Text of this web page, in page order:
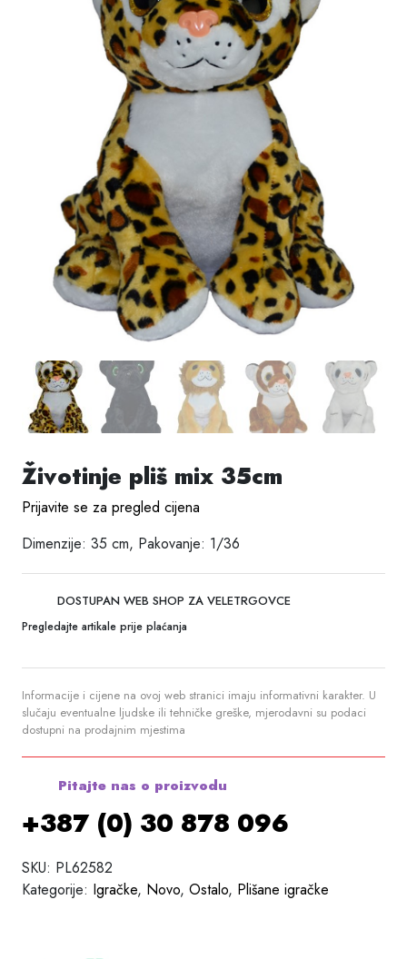
Životinje pliš mix 35cm
Prijavite se za pregled cijena
Dimenzije: 35 cm, Pakovanje: 1/36
DOSTUPAN WEB SHOP ZA VELETRGOVCE
Pregledajte artikale prije plaćanja
Informacije i cijene na ovoj web stranici imaju informativni karakter. U
slučaju eventualne ljudske ili tehničke greške, mjerodavni su podaci
dostupni na prodajnim mjestima
Pitajte nas o proizvodu
+387 (0) 30 878 096
SKU: PL62582
Kategorije: Igračke, Novo, Ostalo, Plišane igračke